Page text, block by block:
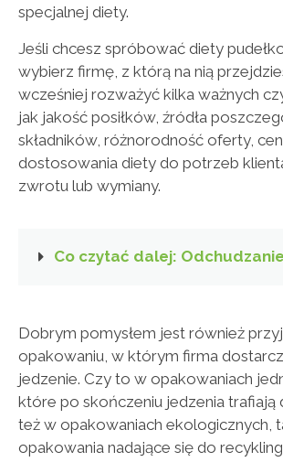
specjalnej diety.
Jeśli chcesz spróbować diety
wybierz firmę, z którą na nią
wcześniej rozważyć kilka ważnych
jak jakość posiłków, źródła
składników, różnorodność oferty,
dostosowania diety do potrzeb
zwrotu lub wymiany.
Co czytać dalej: Odchudzanie
Dobrym pomysłem jest również
opakowaniu, w którym firma
jedzenie. Czy to w opakowaniach
które po skończeniu jedzenia trafiają
też w opakowaniach ekologicznych,
opakowania nadające się do